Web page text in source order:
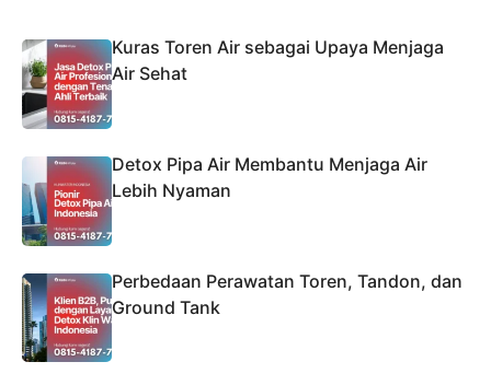
Kuras Toren Air sebagai Upaya Menjaga
Air Sehat
Detox Pipa Air Membantu Menjaga Air
Lebih Nyaman
Perbedaan Perawatan Toren, Tandon, dan
Ground Tank